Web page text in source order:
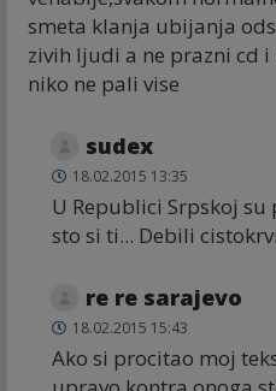
smeta klanja ubijanja
zivih ljudi a ne prazni cd i
niko ne pali vise
sudex
18.02.2015 13:35
U Republici Srpskoj
sto si ti... Debili
re re sarajevo
18.02.2015 15:43
Ako si procitao moj